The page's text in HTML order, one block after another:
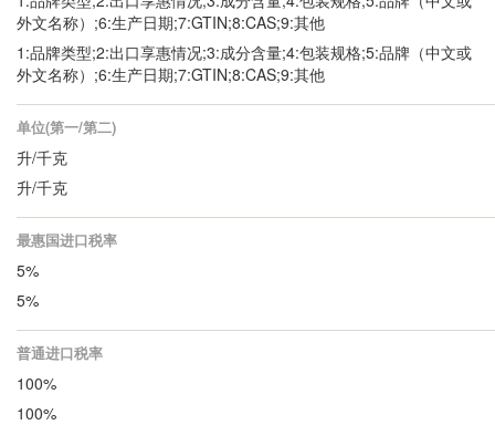
外文名称）;6:生产日期;7:GTIN;8:CAS;9:其他
1:品牌类型;2:出口享惠情况;3:成分含量;4:包装规格;5:品牌（中文或
外文名称）;6:生产日期;7:GTIN;8:CAS;9:其他
单位(第一/第二)
升/千克
升/千克
最惠国进口税率
5%
5%
普通进口税率
100%
100%